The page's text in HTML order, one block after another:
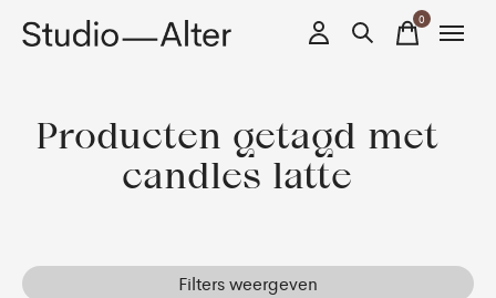
0items
Producten getagd met
candles latte
Filters weergeven